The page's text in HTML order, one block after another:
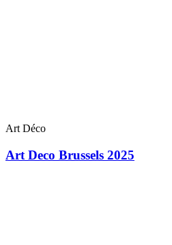
Art Déco
Art Deco Brussels 2025